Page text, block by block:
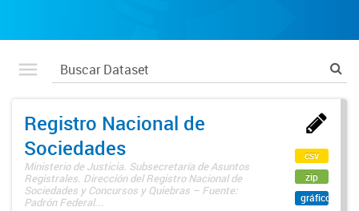
Registro Nacional de
Sociedades
Ministerio de Justicia. Subsecretaría de Asuntos
Registrales. Dirección del Registro Nacional de
Sociedades y Concursos y Quiebras – Fuente:
Padrón Federal...
csv
zip
gráfico